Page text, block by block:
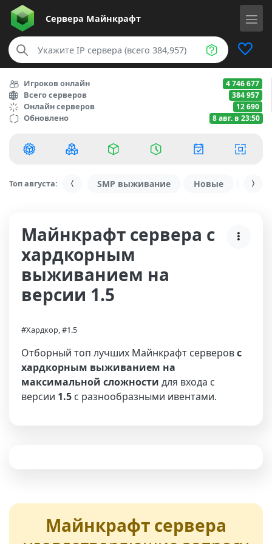
Сервера Майнкрафт
Игроков онлайн 4 746 677
Всего серверов 384 957
Онлайн серверов 12 690
Обновлено 8 авг. в 23:50
Топ августа: SMP выживание Новые С
Майнкрафт сервера с
хардкорным
выживанием на
версии 1.5
#Хардкор, #1.5
Отборный топ лучших Майнкрафт серверовс
хардкорным выживанием на
максимальной сложности для входа с
версии 1.5 с разнообразными ивентами.
Майнкрафт сервера